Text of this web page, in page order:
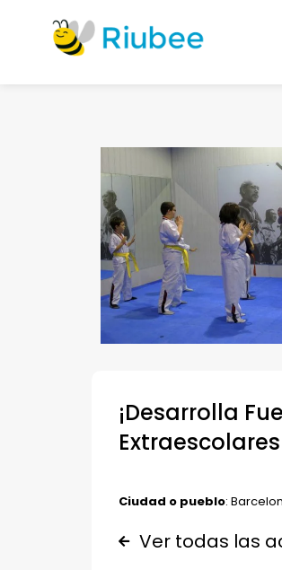
¡Desarrolla
Ciudad o pueblo:
Ver todas las